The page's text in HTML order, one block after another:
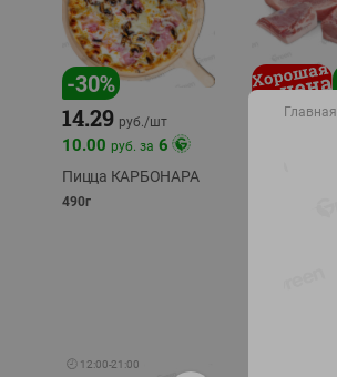
-30%
14.29 руб./шт
10.00 руб. за 6
Пицца КАРБОНАРА
490г
10.49 руб./кг
🕘 12:00-21:00
Главная